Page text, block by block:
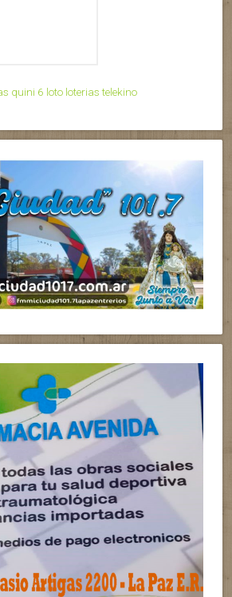
quini 6 loto loterias telekino